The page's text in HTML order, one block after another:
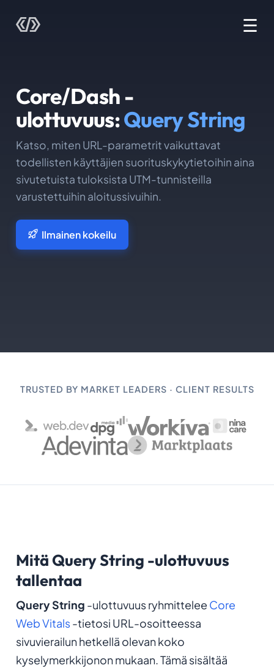
☰
Core/Dash -
ulottuvuus:Query String
Katso, miten URL-parametrit vaikuttavat
todellisten käyttäjien suorituskykytietoihin aina
sivutetuista tuloksista UTM-tunnisteilla
varustettuihin aloitussivuihin.
Ilmainen kokeilu
TRUSTED BY MARKET LEADERS · CLIENT RESULTS
Mitä Query String -ulottuvuus
tallentaa
Query String -ulottuvuus ryhmittelee Core
Web Vitals-tietosi URL-osoitteessa
sivuvierailun hetkellä olevan koko
kyselymerkkijonon mukaan. Tämä sisältää